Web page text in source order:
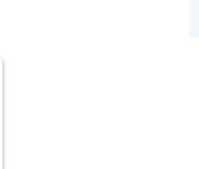
(119021, Москва, ул. Льва